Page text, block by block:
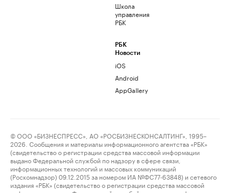
Школа
управления
РБК
РБК
Новости
iOS
Android
AppGallery
© ООО «БИЗНЕСПРЕСС», АО «РОСБИЗНЕСКОНСАЛТИНГ», 1995–
2026. Сообщения и материалы информационного агентства «РБК»
(свидетельство о регистрации средства массовой информации
выдано Федеральной службой по надзору в сфере связи,
информационных технологий и массовых коммуникаций
(Роскомнадзор) 09.12.2015 за номером ИА №ФС77-63848) и сетевого
издания «РБК» (свидетельство о регистрации средства массовой